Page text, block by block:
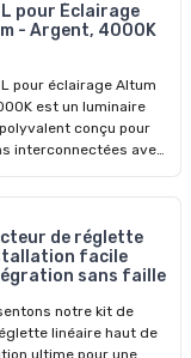
pour Éclairage
- Argent, 4000K
pour éclairage Altum
est un luminaire
conçu pour
interconnectées avec
LED suspendu
offrant un
et un design
de réglette
facile
sans faille
notre kit de
linéaire haut de
ultime pour une